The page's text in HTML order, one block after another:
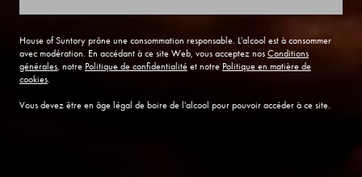
House of Suntory prône une consommation responsable. L'alcool est à consommer
avec modération. En accédant à ce site Web, vous acceptez nos Conditions
générales, notre Politique de confidentialité et notre Politique en matière de
cookies.
Vous devez être en âge légal de boire de l'alcool pour pouvoir accéder à ce site.